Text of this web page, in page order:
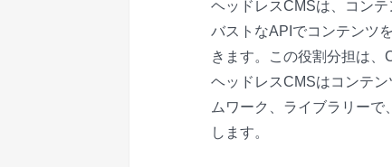
ヘッドレスCMSは、コン
バストなAPIでコンテンツ
きます。この役割分担は、
ヘッドレスCMSはコンテ
ムワーク、ライブラリー
します。